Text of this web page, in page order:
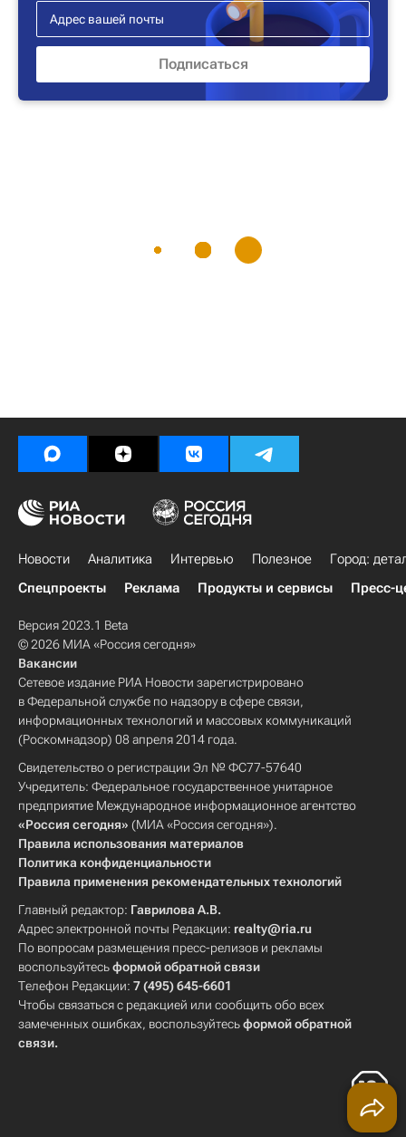
Новости Аналитика Интервью Полезное
Город:
Спецпроекты
Реклама Продукты и сервисы Пресс-
Версия 2023.1 Beta
© 2026 МИА «Россия сегодня»
Вакансии
Сетевое издание РИА Новости зарегистрировано
в Федеральной службе по надзору в сфере связи,
информационных технологий и массовых коммуникаций
(Роскомнадзор) 08 апреля 2014 года.
Свидетельство о регистрации Эл № ФС77-57640
Учредитель: Федеральное государственное унитарное
предприятие Международное информационное агентство
«Россия сегодня» (МИА «Россия сегодня»).
Правила использования материалов
Политика конфиденциальности
Правила применения рекомендательных технологий
Главный редактор: Гаврилова А.В.
Адрес электронной почты Редакции: realty@ria.ru
По вопросам размещения пресс-релизов и рекламы
воспользуйтесьформой обратной связи
Телефон Редакции: 7 (495) 645-6601
Чтобы связаться с редакцией или сообщить обо всех
замеченных ошибках, воспользуйтесьформой обратной
связи.